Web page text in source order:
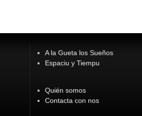
A la Gueta los Sueños
Espaciu y Tiempu
Quién somos
Contacta con nos